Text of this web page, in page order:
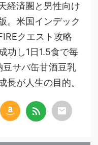
経済圏と男性向け
。米国インデック
クエスト攻略
功し1日1.5食で毎
豆サバ缶甘酒豆乳
長が人生の目的。